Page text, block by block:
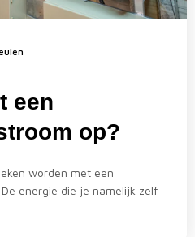
een
op?
worden met een
energie die je namelijk zelf